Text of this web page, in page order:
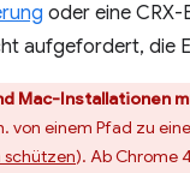
oder eine
aufgefordert, die
Mac-Installationen
von einem Pfad zu
schützen). Ab Chrome